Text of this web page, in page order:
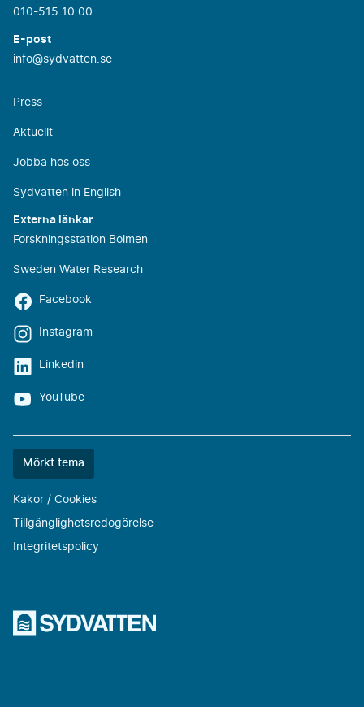
010-515 10 00
E-post
info@sydvatten.se
Press
Aktuellt
Jobba hos oss
Sydvatten in English
Externa länkar
Forskningsstation Bolmen
Sweden Water Research
Facebook
Instagram
Linkedin
YouTube
Färgtemat
Mörkt tema
Kakor / Cookies
Tillgänglighetsredogörelse
Integritetspolicy